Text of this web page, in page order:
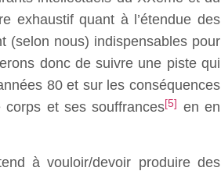
exhaustif quant à l’étendue des
(selon nous) indispensables pour
donc de suivre une piste qui
80 et sur les conséquences
et ses souffrances[5] en en
à vouloir/devoir produire des